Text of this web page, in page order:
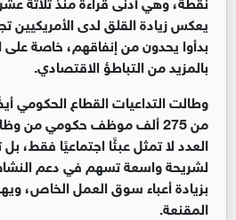
يعكس زيادة القلق لدى الأمريكيين
بدأوا يحدون من إنفاقهم، خاصة على
بالمزيد من التباطؤ الاقتصادي.
وطالت التداعيات القطاع الحكومي
من 275 ألف موظف حكومي من
العدد لا تمثل عبئًا اجتماعيًا فقط،
لشريحة واسعة تسهم في دعم
بزيادة أعباء سوق العمل الخاص،
المقنعة.